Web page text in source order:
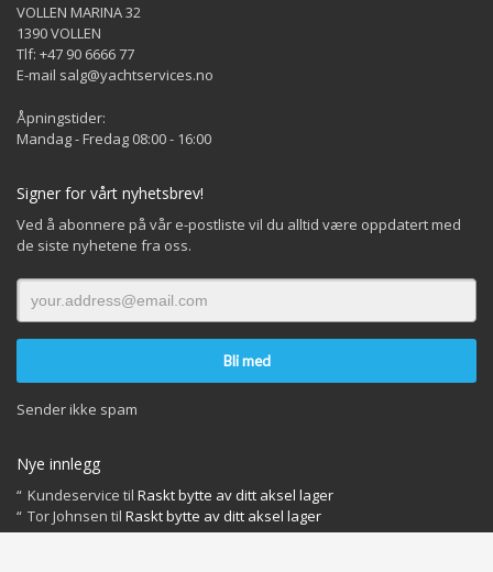
VOLLEN MARINA 32
1390 VOLLEN
Tlf: +47 90 6666 77
E-mail salg@yachtservices.no
Åpningstider:
Mandag - Fredag 08:00 - 16:00
Signer for vårt nyhetsbrev!
Ved å abonnere på vår e-postliste vil du alltid være oppdatert med
de siste nyhetene fra oss.
Sender ikke spam
Nye innlegg
Kundeservice til Raskt bytte av ditt aksel lager
Tor Johnsen til Raskt bytte av ditt aksel lager